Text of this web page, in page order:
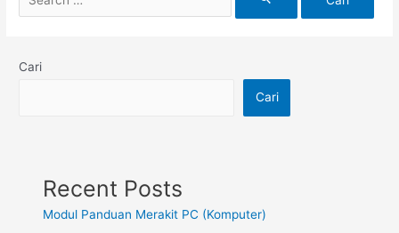
Cari
Cari
Recent Posts
Modul Panduan Merakit PC (Komputer)